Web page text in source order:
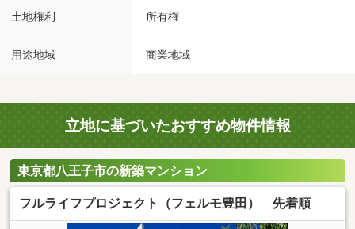
土地権利 所有権
用途地域 商業地域
立地に基づいたおすすめ物件情報
東京都八王子市の新築マンション
フルライフプロジェクト（フェルモ豊田） 先着順